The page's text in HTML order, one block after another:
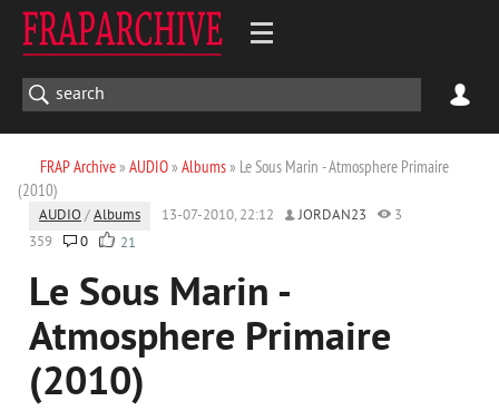
FRAP Archive» AUDIO» Albums» Le Sous Marin - Atmosphere Primaire
(2010)
AUDIO /Albums 13-07-2010, 22:12 JORDAN23
3
359
0 21
Le Sous Marin -
Atmosphere Primaire
(2010)